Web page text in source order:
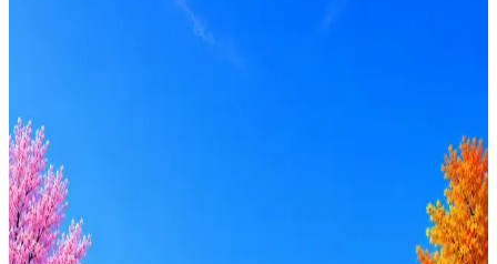
Оффер быстрее с Эйч